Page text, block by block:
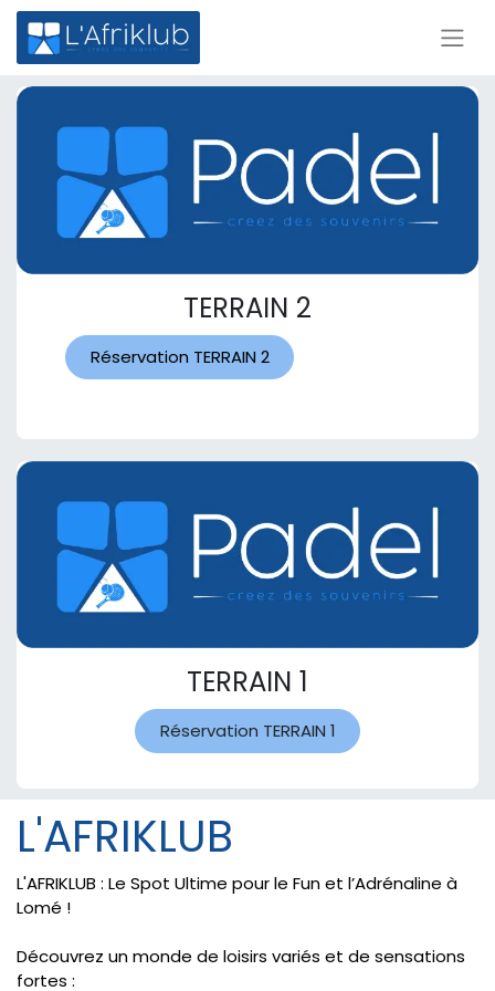
TERRAIN 2
Réservation TERRAIN 2
TERRAIN 1
Réservation TERRAIN 1
L'AFRIKLUB
L'AFRIKLUB : Le Spot Ultime pour le Fun et l’Adrénaline à
Lomé !
Découvrez un monde de loisirs variés et de sensations
fortes :